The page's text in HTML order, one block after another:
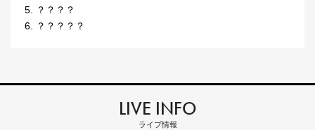
5. ？？？？
6. ？？？？？
LIVE INFO
ライブ情報